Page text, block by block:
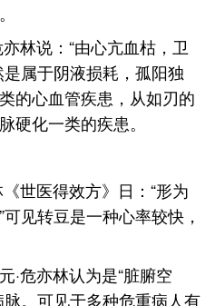
林说：“由心亢血枯，卫
属于阴液损耗，孤阳独
的心血管疾患，从如刃的
硬化一类的疾患。
世医得效方》日：“形为
见转豆是一种心率较快，
·危亦林认为是“脏腑空
。可见于多种危重病人有